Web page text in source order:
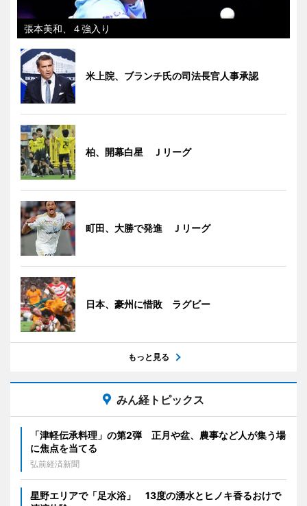
張本美和、４強入り
米上院、ブランチ氏の司法長官人事承認
柏、開幕白星 Ｊリーグ
町田、大勝で発進 Ｊリーグ
日本、豪州に惜敗 ラグビー
もっと見る
みん経トピックス
「津軽伝承料理」の第2弾 正月や盆、農事など人が集う場
に焦点を当てる
弘前経済新聞
星野エリアで「足水浴」 13度の湧水とヒノキ香るおけで